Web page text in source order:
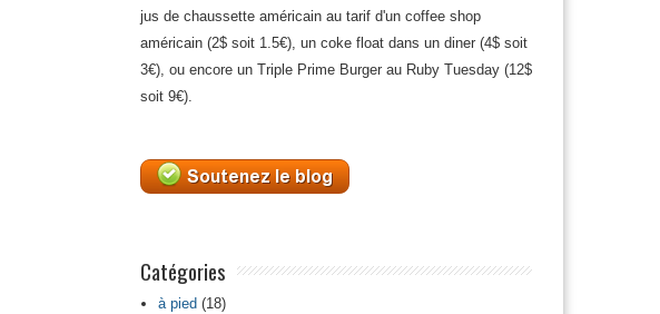
jus de chaussette américain au tarif d'un coffee shop
américain (2$ soit 1.5€), un coke float dans un diner (4$ soit
3€), ou encore un Triple Prime Burger au Ruby Tuesday (12$
soit 9€).
Catégories
à pied (18)